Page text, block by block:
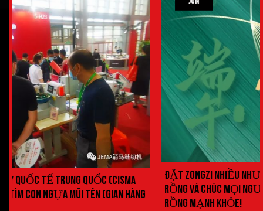
ĐẶT ZONGZI NHIỀU NHƯ BẠN MUỐN VÀO LỄ HỘI
RỒNG VÀ CHÚC MỌI NGƯỜI CÓ MỘT LỄ HỘI THUYỀN
RỒNG MẠNH KHỎE!